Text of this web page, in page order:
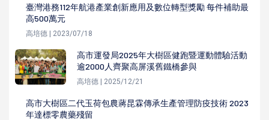
臺灣港務112年航港產業創新應用及數位轉型獎勵 每件補助最
高500萬元
高培德 | 2023/07/18
高市運發局2025年大樹區健跑暨運動體驗活動
逾2000人齊聚高屏溪舊鐵橋參與
高培德 | 2025/12/21
高市大樹區二代玉荷包農蔣昆霖傳承生產管理防疫技術 2023
年達標零農藥殘留